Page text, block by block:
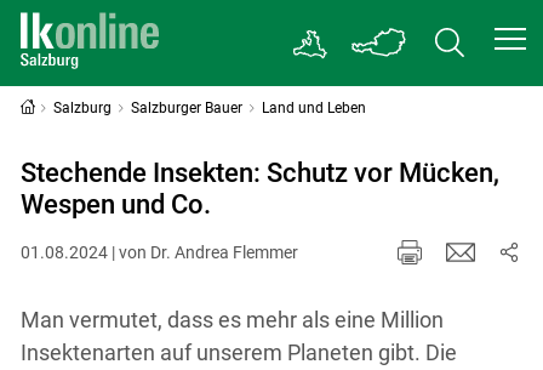
Salzburg Salzburger Bauer Land und Leben
Stechende Insekten: Schutz vor Mücken,
Wespen und Co.
01.08.2024 | von Dr. Andrea Flemmer
Man vermutet, dass es mehr als eine Million
Insektenarten auf unserem Planeten gibt. Die